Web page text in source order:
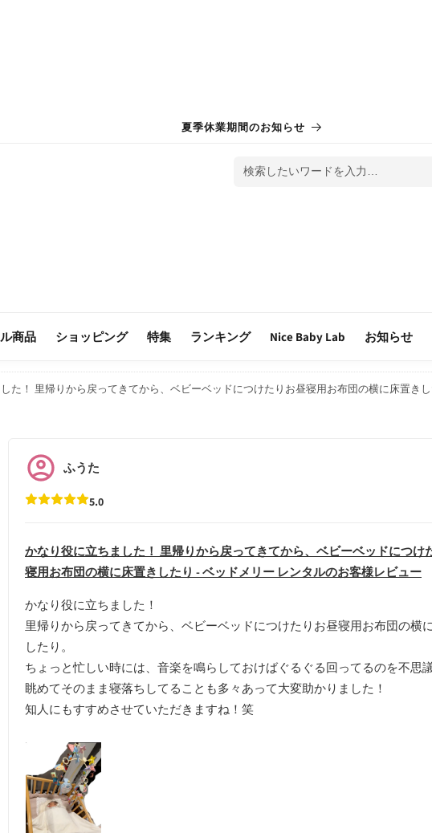
夏季休業期間のお知らせ
検索したいワードを入力…
商品 ショッピング 特集 ランキング Nice Baby Lab お知らせ
た！ 里帰りから戻ってきてから、ベビーベッドにつけたりお昼寝用お布団の横に床置き
5.0
ふうた
かなり役に立ちました！ 里帰りから戻ってきてから、ベビーベッドにつけ
寝用お布団の横に床置きしたり - ベッドメリー レンタルのお客様レビュー
かなり役に立ちました！
里帰りから戻ってきてから、ベビーベッドにつけたりお昼寝用お布団の横
したり。
ちょっと忙しい時には、音楽を鳴らしておけばぐるぐる回ってるのを不思
眺めてそのまま寝落ちしてることも多々あって大変助かりました！
知人にもすすめさせていただきますね！笑